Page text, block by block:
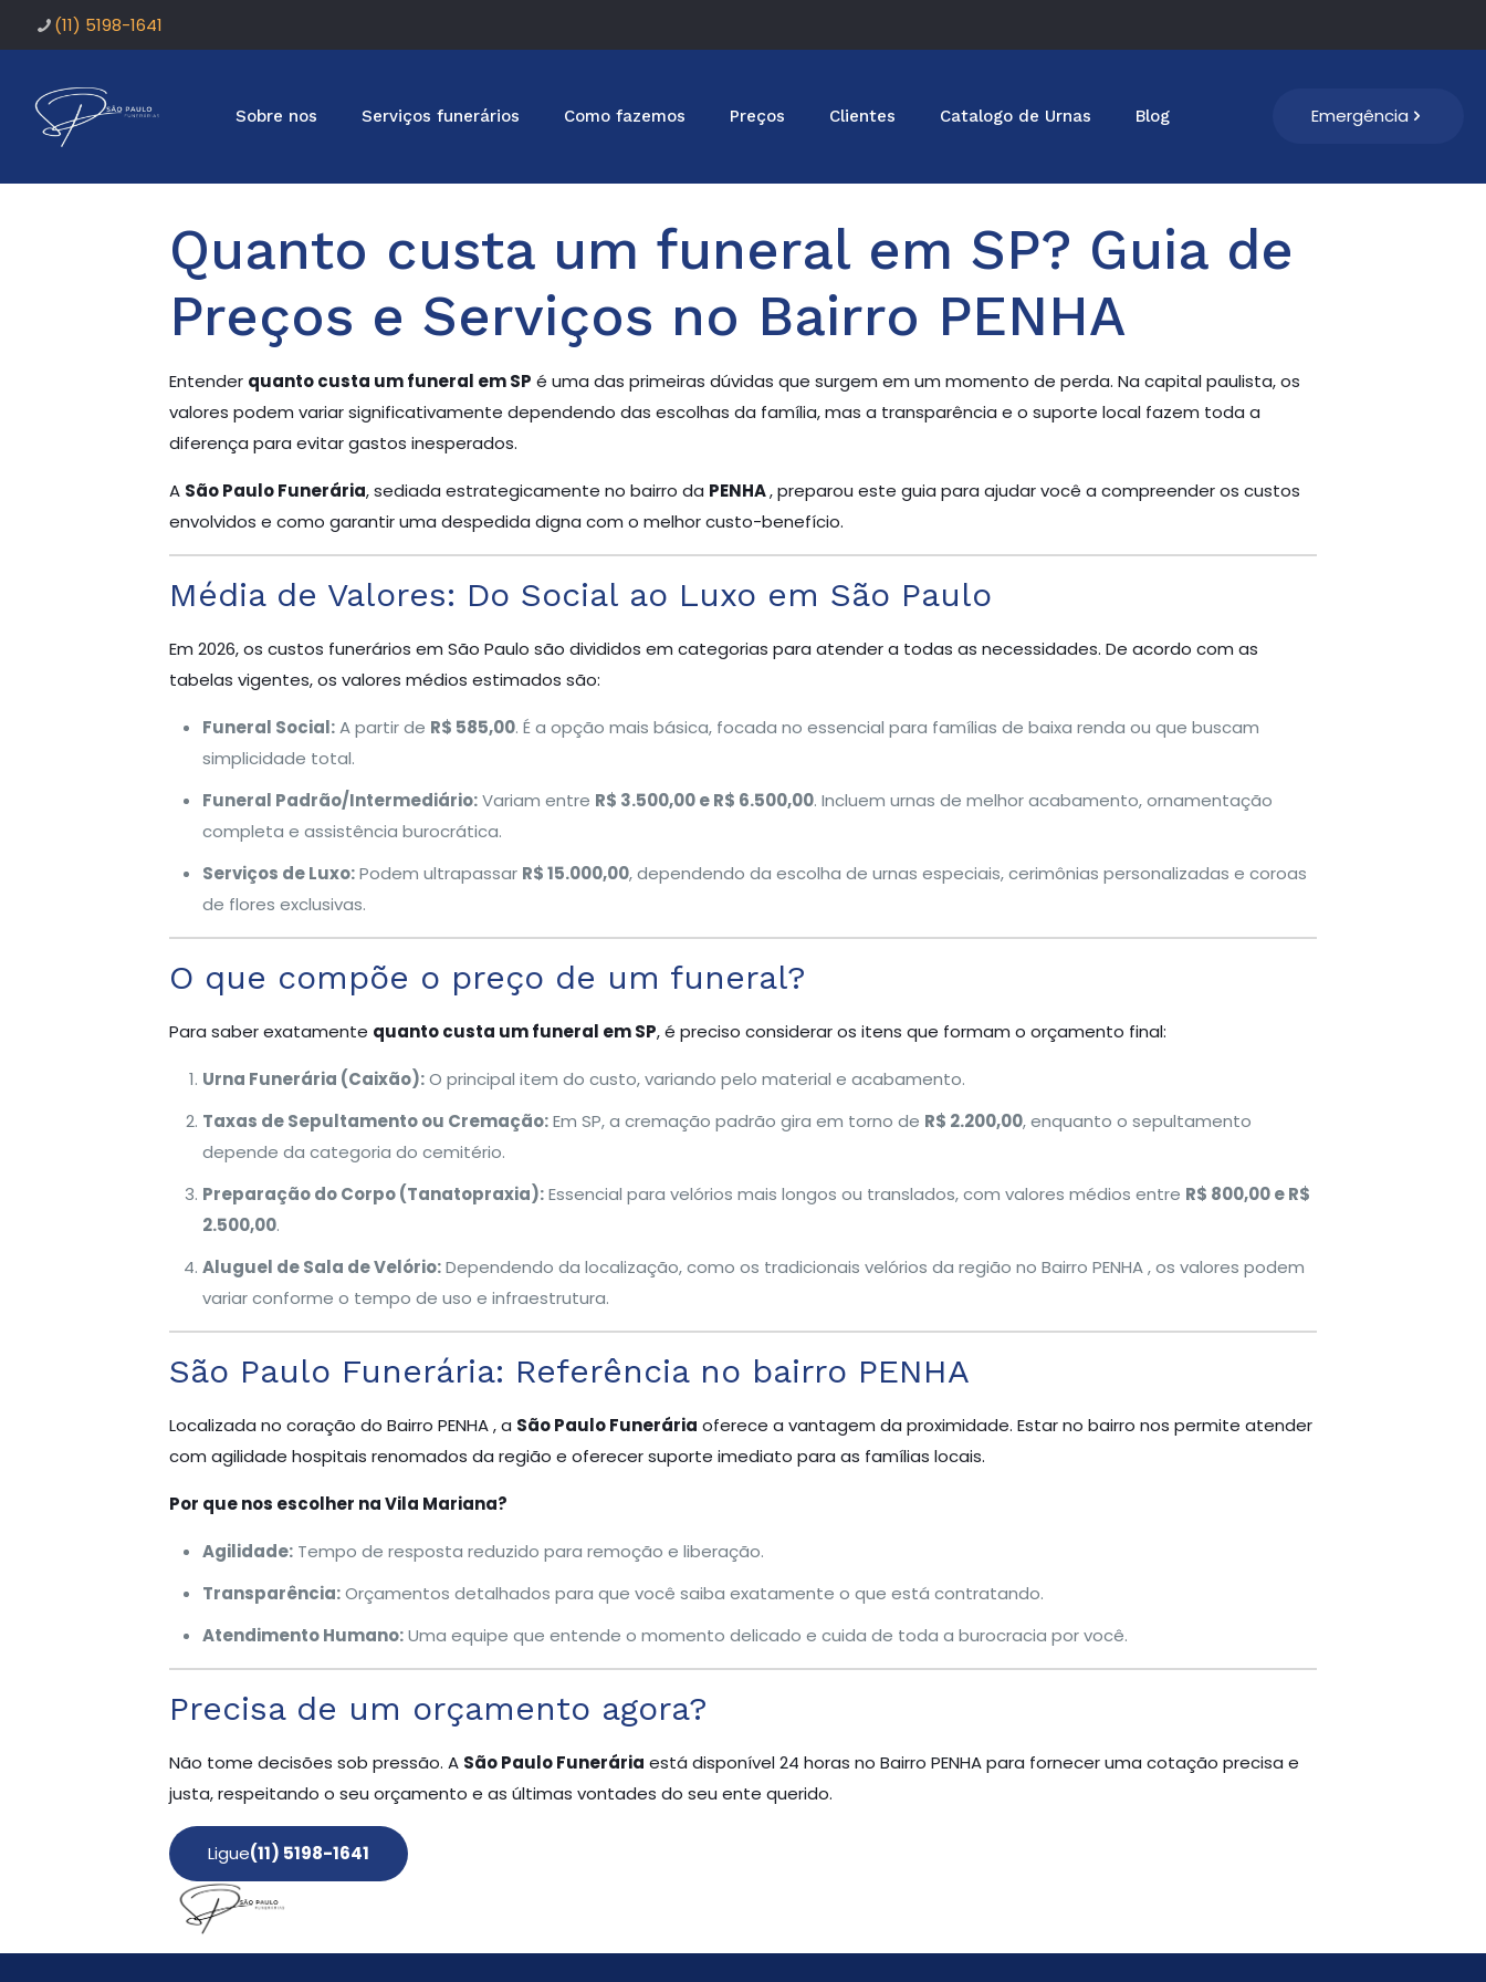
(11) 5198-1641
Sobre nos Serviços funerários Como fazemos Preços Clientes Catalogo de Urnas Blog Emergência
Quanto custa um funeral em SP? Guia de
Preços e Serviços no Bairro PENHA
Entender quanto custa um funeral em SP é uma das primeiras dúvidas que surgem em um momento de perda. Na capital paulista, os
valores podem variar significativamente dependendo das escolhas da família, mas a transparência e o suporte local fazem toda a
diferença para evitar gastos inesperados.
A São Paulo Funerária, sediada estrategicamente no bairro da PENHA, preparou este guia para ajudar você a compreender os custos
envolvidos e como garantir uma despedida digna com o melhor custo-benefício.
Média de Valores: Do Social ao Luxo em São Paulo
Em 2026, os custos funerários em São Paulo são divididos em categorias para atender a todas as necessidades. De acordo com as
tabelas vigentes, os valores médios estimados são:
Funeral Social:A partir de R$ 585,00. É a opção mais básica, focada no essencial para famílias de baixa renda ou que buscam
simplicidade total.
Funeral Padrão/Intermediário:Variam entre R$ 3.500,00 e R$ 6.500,00. Incluem urnas de melhor acabamento, ornamentação
completa e assistência burocrática.
Serviços de Luxo:Podem ultrapassar R$ 15.000,00, dependendo da escolha de urnas especiais, cerimônias personalizadas e coroas
de flores exclusivas.
O que compõe o preço de um funeral?
Para saber exatamente quanto custa um funeral em SP, é preciso considerar os itens que formam o orçamento final:
Urna Funerária (Caixão):O principal item do custo, variando pelo material e acabamento.
Taxas de Sepultamento ou Cremação:Em SP, a cremação padrão gira em torno de R$ 2.200,00, enquanto o sepultamento
depende da categoria do cemitério.
Preparação do Corpo (Tanatopraxia):Essencial para velórios mais longos ou translados, com valores médios entre R$ 800,00 e R$
2.500,00.
Aluguel de Sala de Velório:Dependendo da localização, como os tradicionais velórios da região no Bairro PENHA , os valores podem
variar conforme o tempo de uso e infraestrutura.
São Paulo Funerária: Referência no bairro PENHA
Localizada no coração do Bairro PENHA , a São Paulo Funerária oferece a vantagem da proximidade. Estar no bairro nos permite atender
com agilidade hospitais renomados da região e oferecer suporte imediato para as famílias locais.
Por que nos escolher na Vila Mariana?
Agilidade:Tempo de resposta reduzido para remoção e liberação.
Transparência:Orçamentos detalhados para que você saiba exatamente o que está contratando.
Atendimento Humano:Uma equipe que entende o momento delicado e cuida de toda a burocracia por você.
Precisa de um orçamento agora?
Não tome decisões sob pressão. A São Paulo Funerária está disponível 24 horas no Bairro PENHA para fornecer uma cotação precisa e
justa, respeitando o seu orçamento e as últimas vontades do seu ente querido.
Ligue(11) 5198-1641